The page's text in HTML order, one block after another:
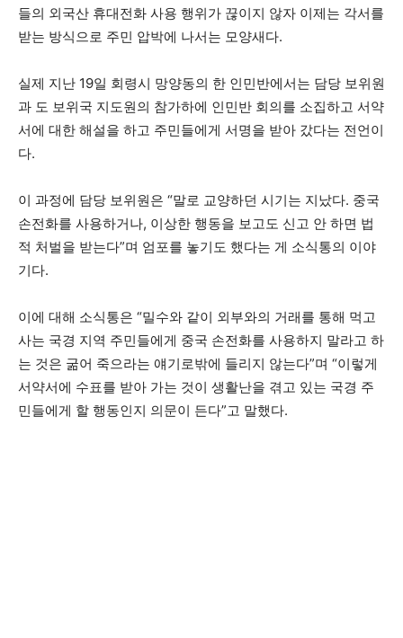
들의 외국산 휴대전화 사용 행위가 끊이지 않자 이제는 각서를
받는 방식으로 주민 압박에 나서는 모양새다.
실제 지난 19일 회령시 망양동의 한 인민반에서는 담당 보위원
과 도 보위국 지도원의 참가하에 인민반 회의를 소집하고 서약
서에 대한 해설을 하고 주민들에게 서명을 받아 갔다는 전언이
다.
이 과정에 담당 보위원은 “말로 교양하던 시기는 지났다. 중국
손전화를 사용하거나, 이상한 행동을 보고도 신고 안 하면 법
적 처벌을 받는다”며 엄포를 놓기도 했다는 게 소식통의 이야
기다.
이에 대해 소식통은 “밀수와 같이 외부와의 거래를 통해 먹고
사는 국경 지역 주민들에게 중국 손전화를 사용하지 말라고 하
는 것은 굶어 죽으라는 얘기로밖에 들리지 않는다”며 “이렇게
서약서에 수표를 받아 가는 것이 생활난을 겪고 있는 국경 주
민들에게 할 행동인지 의문이 든다”고 말했다.